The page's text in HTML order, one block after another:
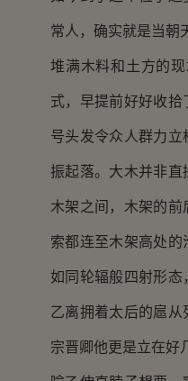
常人，确实就是当朝
堆满木料和土方的
式，早提前好好收
号头发令众人群力
振起落。大木并非
木架之间，木架的
索都连至木架高处的
如同轮辐般四射形态
乙离拥着太后的扈
宗晋卿他更是立在好